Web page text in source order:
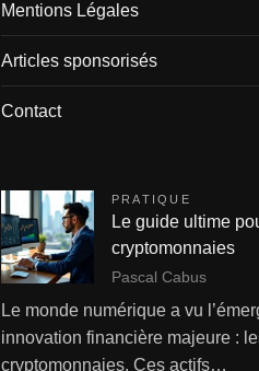
Mentions Légales
Articles sponsorisés
Contact
PRATIQUE
Le guide ultime
cryptomonnaies
Pascal Cabus
Le monde numérique a vu
innovation financière majeure :
cryptomonnaies. Ces actifs…